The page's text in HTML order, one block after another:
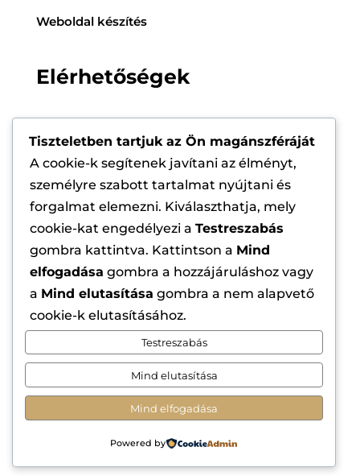
Weboldal készítés
Elérhetőségek

info@szepsegszalon-marketing.hu
 Cím
1184 Budapest, Üllői út 323.
 Telefon
+36 70 364 1441
Copyright © 2026BM1 Szépségszalon
Marketing Ügynökség.Minden jog
Tünde- Online marketing
Tiszteletben tartjuk az Ön magánszféráját
A cookie-k segítenek javítani az élményt,
személyre szabott tartalmat nyújtani és
forgalmat elemezni. Kiválaszthatja, mely
cookie-kat engedélyezi a Testreszabás
gombra kattintva. Kattintson a Mind
elfogadása gombra a hozzájáruláshoz vagy
a Mind elutasítása gombra a nem alapvető
cookie-k elutasításához.
Testreszabás
Mind elutasítása
Mind elfogadása
Powered by